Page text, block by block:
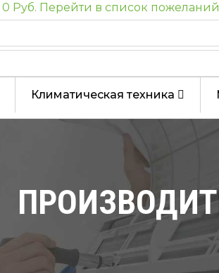
0 Руб. Перейти в список пожеланий
Климатическая техника